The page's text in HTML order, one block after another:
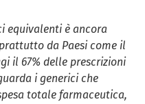
equivalenti è ancora
da Paesi come il
il 67% delle prescrizioni
i generici che
totale farmaceutica,